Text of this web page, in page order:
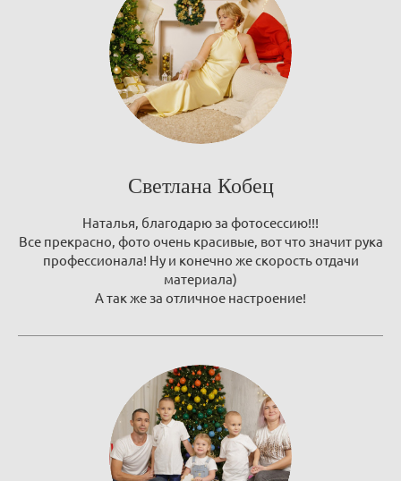
Светлана Кобец
Наталья, благодарю за фотосессию!!!
Все прекрасно, фото очень красивые, вот что значит рука
профессионала! Ну и конечно же скорость отдачи
материала)
А так же за отличное настроение!